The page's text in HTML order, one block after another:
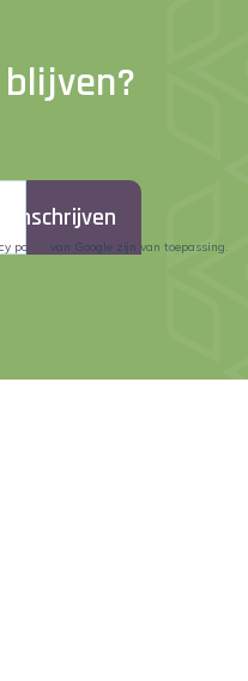
Inschrijven
policy van Google zijn van toepassing.